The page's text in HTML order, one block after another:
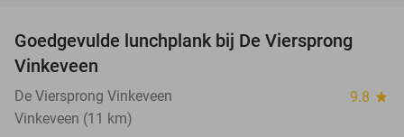
31%
Goedgevulde lunchplank bij De Viersprong
Vinkeveen
De Viersprong Vinkeveen 9.8 star
Vinkeveen (11 km)